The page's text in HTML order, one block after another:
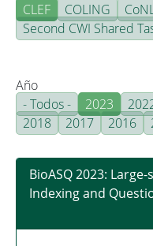
CLEF
COLING
Second CWI Shared
Año
- Todos -
2023
2018
2017 2016
BioASQ 2023:
Indexing and